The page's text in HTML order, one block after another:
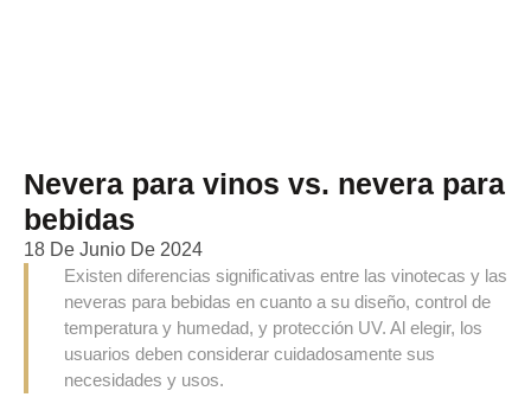
Nevera para vinos vs. nevera para
bebidas
18 De Junio De 2024
Existen diferencias significativas entre las vinotecas y las
neveras para bebidas en cuanto a su diseño, control de
temperatura y humedad, y protección UV. Al elegir, los
usuarios deben considerar cuidadosamente sus
necesidades y usos.